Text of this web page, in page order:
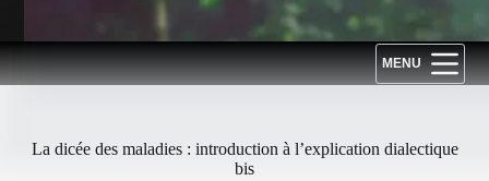
MENU
La dicée des maladies : introduction à l’explication dialectique
bis